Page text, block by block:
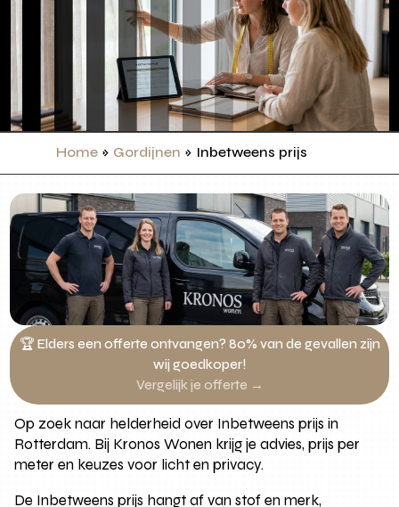
Home » Gordijnen » Inbetweens prijs
🏆 Elders een offerte ontvangen? 80% van de gevallen zijn
wij goedkoper!
Vergelijk je offerte →
Op zoek naar helderheid over Inbetweens prijs in
Rotterdam. Bij Kronos Wonen krijg je advies, prijs per
meter en keuzes voor licht en privacy.
De Inbetweens prijs hangt af van stof en merk,